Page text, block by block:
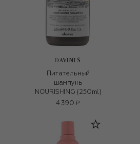
DAVINES
Питательный
шампунь
NOURISHING (250ml)
4 390 ₽